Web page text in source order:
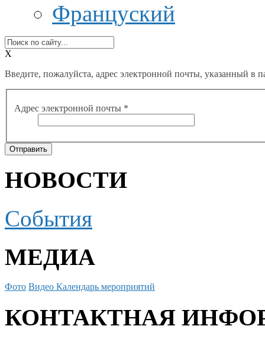
Француский
X
Введите, пожалуйста, адрес электронной почты, указанный в
Адрес электронной почты *
Отправить
НОВОСТИ
События
МЕДИА
Фото Видео Календарь мероприятий
КОНТАКТНАЯ